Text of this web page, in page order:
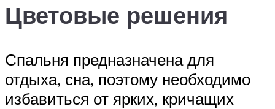
Цветовые решения
Спальня предназначена для
отдыха, сна, поэтому необходимо
избавиться от ярких, кричащих